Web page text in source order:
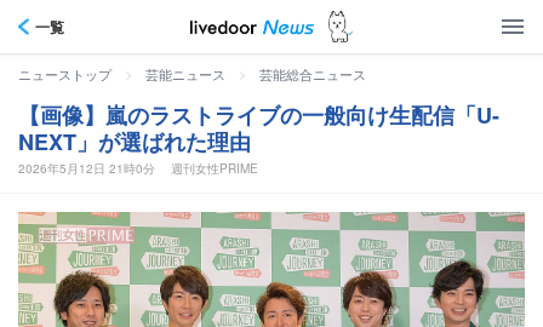
一覧
ニューストップ > 芸能ニュース > 芸能総合ニュース
【画像】嵐のラストライブの一般向け生配信「U-
NEXT」が選ばれた理由
2026年5月12日 21時0分 週刊女性PRIME